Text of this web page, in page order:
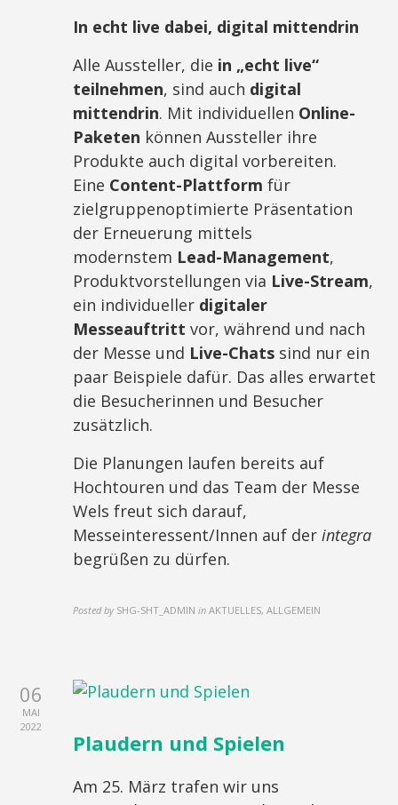
In echt live dabei, digital mittendrin
Alle Aussteller, die in „echt live“
teilnehmen, sind auch digital
mittendrin. Mit individuellen Online-
Paketen können Aussteller ihre
Produkte auch digital vorbereiten.
Eine Content-Plattform für
zielgruppenoptimierte Präsentation
der Erneuerung mittels
modernstem Lead-Management,
Produktvorstellungen via Live-Stream,
ein individueller digitaler
Messeauftritt vor, während und nach
der Messe und Live-Chats sind nur ein
paar Beispiele dafür. Das alles erwartet
die Besucherinnen und Besucher
zusätzlich.
Die Planungen laufen bereits auf
Hochtouren und das Team der Messe
Wels freut sich darauf,
Messeinteressent/Innen auf derintegra
begrüßen zu dürfen.
Posted by SHG-SHT_ADMIN in AKTUELLES, ALLGEMEIN
06
MAI
2022
Plaudern und Spielen
Am 25. März trafen wir uns